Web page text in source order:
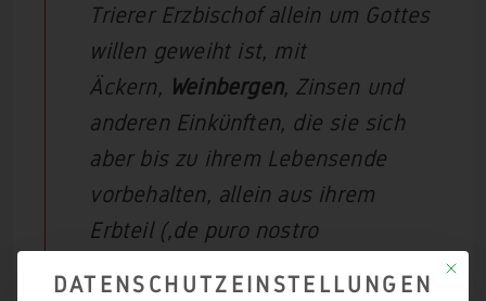
Trierer Erzbischof allein um Gottes
willen geweiht ist, mit
Äckern, Weinbergen, Zinsen und
anderen Einkünften, die sie sich
aber bis zu ihrem Lebensende
vorbehalten, allein aus ihrem
Erbteil (‚de puro nostro
Mit
DATENSCHUTZEINSTELLUNGEN